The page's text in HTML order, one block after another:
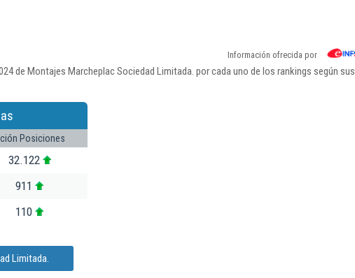
Información ofrecida por
de Montajes Marcheplac Sociedad Limitada. por cada uno de los rankings según sus
Posiciones
32.122
911
110
Limitada.